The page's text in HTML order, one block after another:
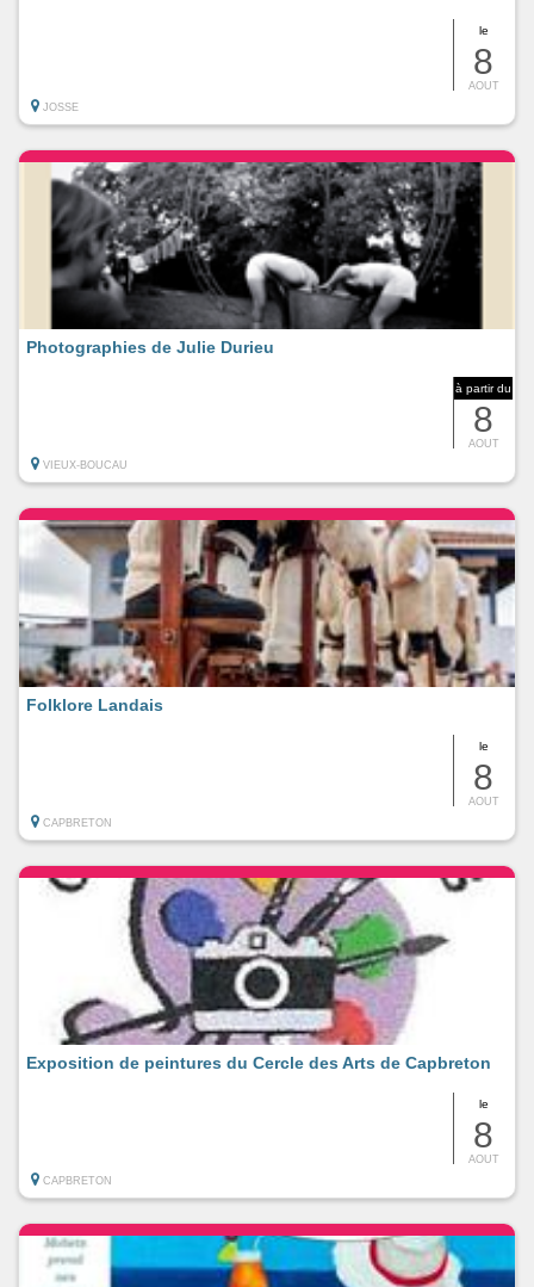
le
8
AOUT
JOSSE
à partir du
8
AOUT
Photographies de Julie Durieu
VIEUX-BOUCAU
le
8
AOUT
Folklore Landais
CAPBRETON
le
8
AOUT
Exposition de peintures du Cercle des Arts de Capbreton
CAPBRETON